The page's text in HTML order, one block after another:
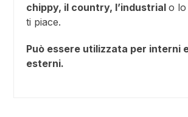
chippy, il country, l’industrialo lo
ti piace.
Può essere utilizzata per interni
esterni.